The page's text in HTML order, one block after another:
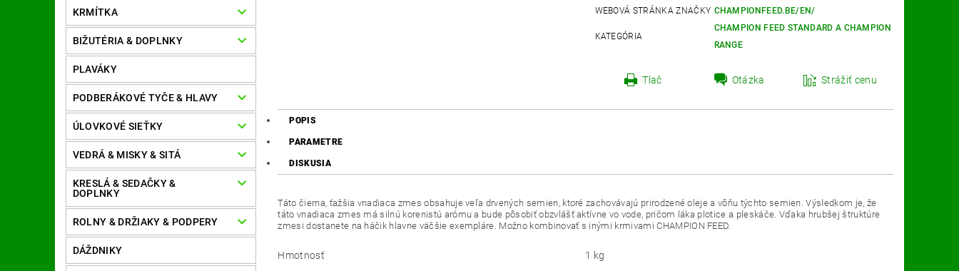
KRMÍTKA
BIŽUTÉRIA & DOPLNKY
PLAVÁKY
PODBERÁKOVÉ TYČE & HLAVY
ÚLOVKOVÉ SIEŤKY
VEDRÁ & MISKY & SITÁ
KRESLÁ & SEDAČKY &
DOPLNKY
ROLNY & DRŽIAKY & PODPERY
DÁŽDNIKY
WEBOVÁ STRÁNKA ZNAČKY CHAMPIONFEED.BE/EN/
KATEGÓRIA
CHAMPION FEED STANDARD A CHAMPION
RANGE
Tlač Otázka Strážiť cenu
POPIS
PARAMETRE
DISKUSIA
Táto čierna, ťažšia vnadiaca zmes obsahuje veľa drvených semien, ktoré zachovávajú prirodzené oleje a vôňu týchto semien. Výsledkom je, že
táto vnadiaca zmes má silnú korenistú arómu a bude pôsobiť obzvlášť aktívne vo vode, pričom láka plotice a pleskáče. Vďaka hrubšej štruktúre
zmesi dostanete na háčik hlavne väčšie exempláre. Možno kombinovať s inými krmivami CHAMPION FEED.
Hmotnosť 1 kg